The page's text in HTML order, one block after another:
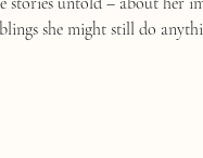
she might still do